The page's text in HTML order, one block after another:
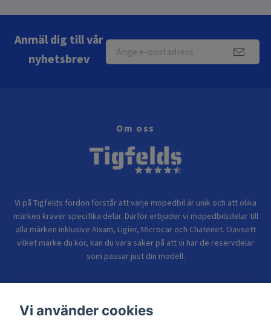
Anmäl dig till vår
nyhetsbrev
Om oss
Vi på Tigfelds fordon förstår att varje mopedbil är unik och att olika
märken kräver specifika delar. Därför erbjuder vi mopedbilsdelar till
alla märken inklusive Aixam, Ligier, Microcar och Chatenet. Oavsett
vilket märke du kör, kan du vara säker på att vi har de reservdelar
som passar just din modell.
Vi använder cookies